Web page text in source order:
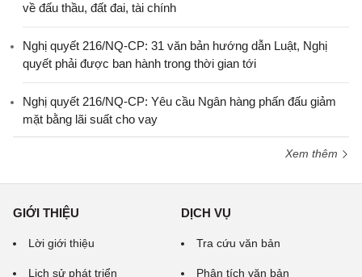
về đấu thầu, đất đai, tài chính
Nghị quyết 216/NQ-CP: 31 văn bản hướng dẫn Luật, Nghị
quyết phải được ban hành trong thời gian tới
Nghị quyết 216/NQ-CP: Yêu cầu Ngân hàng phấn đấu giảm
mặt bằng lãi suất cho vay
Xem thêm
GIỚI THIỆU
Lời giới thiệu
Lịch sử phát triển
DỊCH VỤ
Tra cứu văn bản
Phân tích văn bản